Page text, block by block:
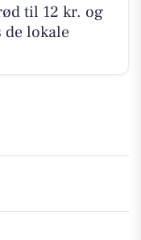
til 12 kr. og
de lokale